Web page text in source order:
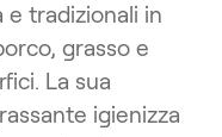
e tradizionali in
grasso e
La sua
igienizza